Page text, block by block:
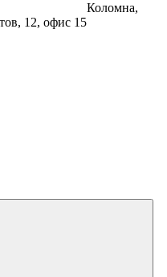
Коломна,
12, офис 15